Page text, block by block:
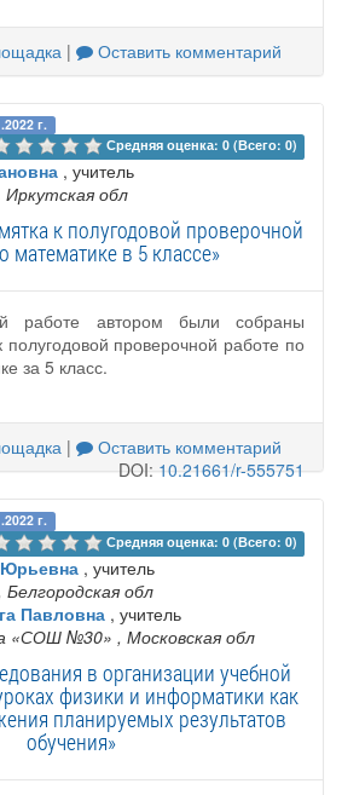
| Оставить комментарий
г.
Средняя оценка: 0 (Всего: 0)
, учитель
Иркутская обл
к полугодовой проверочной
математике в 5 классе»
работе автором были собраны
полугодовой проверочной работе по
за 5 класс.
|
Оставить комментарий
DOI:10.21661/r-555751
г.
Средняя оценка: 0 (Всего: 0)
, учитель
, Белгородская обл
Павловна , учитель
«СОШ №30» , Московская обл
в организации учебной
физики и информатики как
планируемых результатов
обучения»